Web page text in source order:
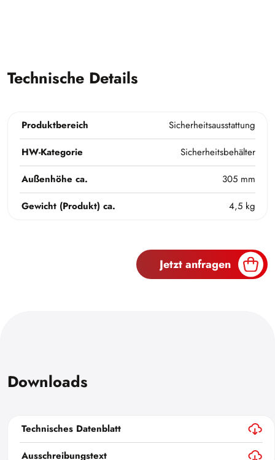
Technische Details
Produktbereich
Sicherheitsausstattung
HW-Kategorie
Sicherheitsbehälter
Außenhöhe ca.
305 mm
Gewicht (Produkt) ca.
4,5 kg
Jetzt anfragen
Downloads
Technisches Datenblatt
Ausschreibungstext